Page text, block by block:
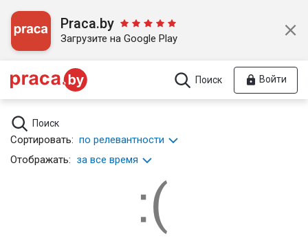
Praca.by
Загрузите на Google Play
Поиск Войти
Поиск
Сортировать: по релевантности
Отображать: за все время